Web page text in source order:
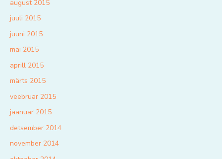
august 2015
juuli 2015
juuni 2015
mai 2015
aprill 2015
märts 2015
veebruar 2015
jaanuar 2015
detsember 2014
november 2014